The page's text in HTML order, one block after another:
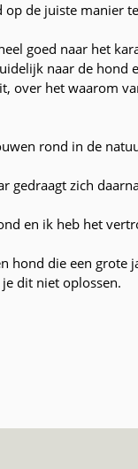
de juiste manier
goed naar het
naar de hond
over het waarom
rond in de
gedraagt zich
en ik heb het
hond die een grote
dit niet oplossen.